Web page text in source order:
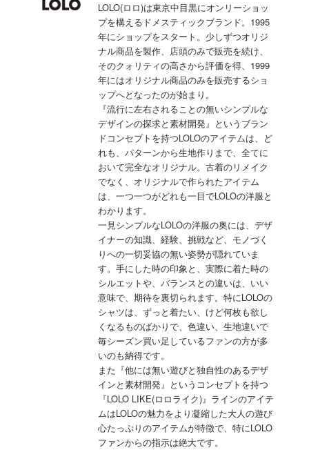
LOLO(ロロ)は東京中目黒にオンリーショッ
プを構えるドメスティックブランド。1995
年にショップをスタート。少しずつオリジ
ナル商品を製作、店頭のみで販売を続け、
そのクォリティの高さから評価を得、1999
年にはオリジナル商品のみを販売するショ
ップへとなったのが始まり。
『流行に左右されることの無いシンプルな
デザインの探求と素材開発』というブラン
ドコンセプトを持つLOLOのアイテムは、ど
れも、パターンから生地作りまで、全てに
おいて完全なオリジナル。古着のリメイク
でなく、オリジナルで作られたアイテム
は、一つ一つがどれも一目でLOLOの洋服と
わかります。
一見シンプルなLOLOの洋服の奥には、デザ
イナーの知識、経験、挑戦など、モノづく
りへの一切妥協の無い姿勢が隠れていま
す。手にした時の印象と、実際に着た時の
シルエットや、バランスとの違いは、いい
意味で、期待を裏切られます。特にLOLOの
シャツは、ずっと着たい、けど何枚も欲し
くなるものばかりで、色違い、生地違いで
毎シーズン買い足しているファンの方が多
いのも納得です。
また『他には無い遊びと独自性のあるデザ
インと素材開発』というコンセプトを持つ
『LOLO LIKE(ロロライク)』ラインのアイテ
ムはLOLOの魅力をより凝縮した大人の遊び
心たっぷりのアイテムが特徴で、特にLOLO
ファンからの指示は絶大です。